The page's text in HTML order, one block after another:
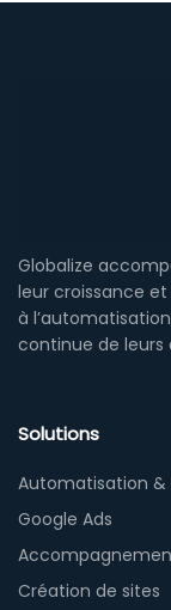
Globalize
leur croissance
à
continue de leurs
Solutions
Automatisation &
Google Ads
Création de sites